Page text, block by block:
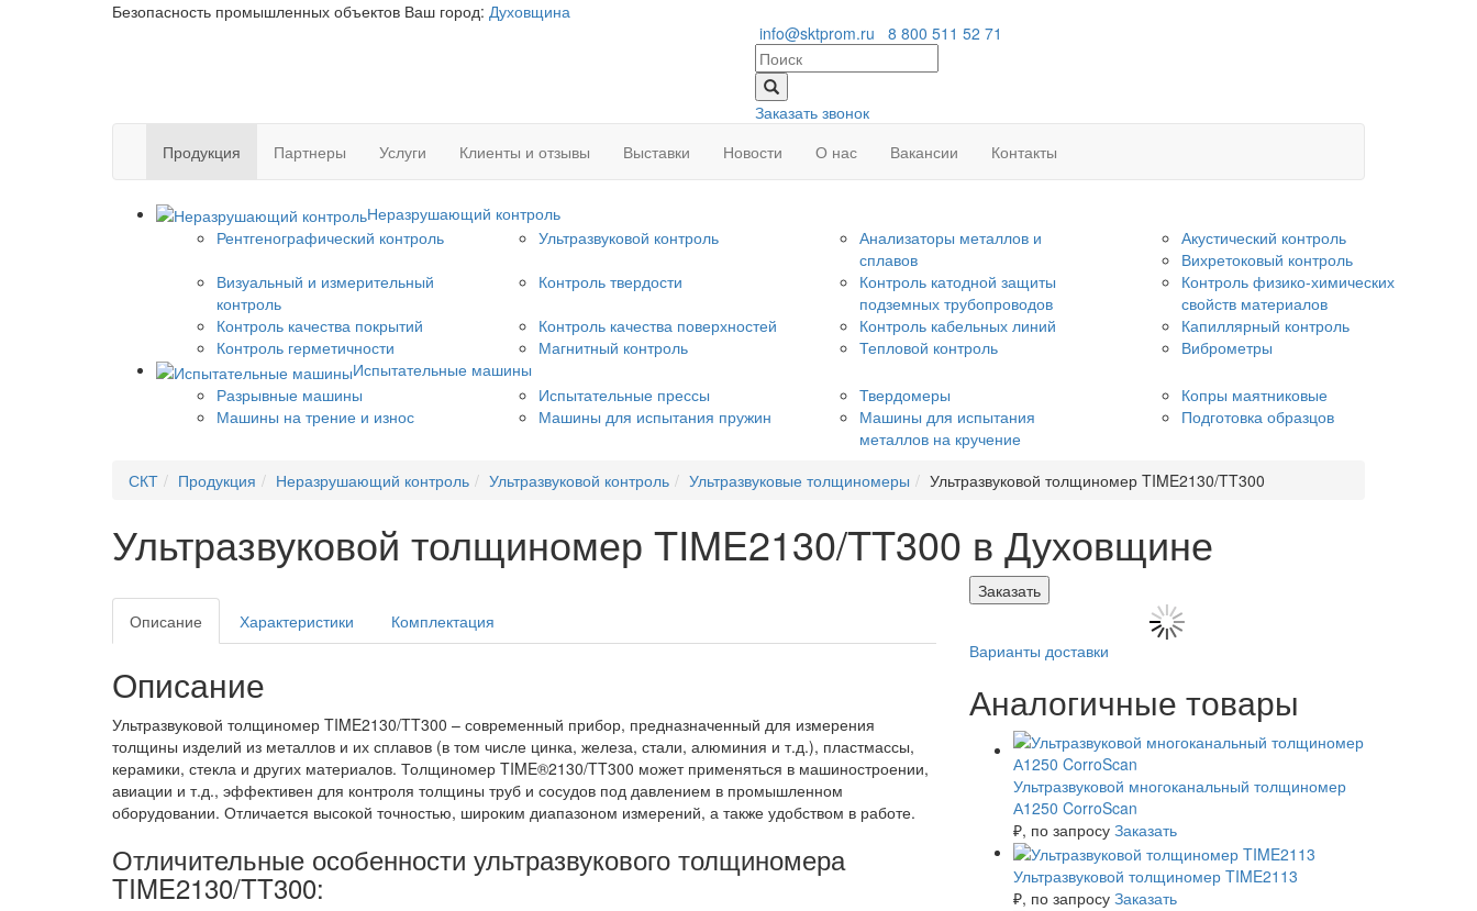
Безопасность промышленных объектов Ваш город: Духовщина
info@sktprom.ru
8 800 511 52 71
Заказать звонок
Продукция
Партнеры Услуги Клиенты и отзывы Выставки Новости О нас Вакансии Контакты
Неразрушающий контроль
Рентгенографический контроль
Ультразвуковой контроль
Анализаторы металлов и
сплавов
Акустический контроль
Вихретоковый контроль
Визуальный и измерительный
контроль
Контроль твердости
Контроль катодной защиты
подземных трубопроводов
Контроль физико-химических
свойств материалов
Контроль качества покрытий
Контроль качества поверхностей Контроль кабельных линий
Капиллярный контроль
Контроль герметичности
Магнитный контроль Тепловой контроль
Виброметры
Испытательные машины
Разрывные машины
Испытательные прессы Твердомеры
Копры маятниковые
Машины на трение и износ
Машины для испытания пружин
Машины для испытания
металлов на кручение
Подготовка образцов
СКТ Продукция Неразрушающий контроль Ультразвуковой контроль Ультразвуковые толщиномеры Ультразвуковой толщиномер TIME2130/TT300
Ультразвуковой толщиномер TIME2130/TT300 в Духовщине
Описание Характеристики Комплектация
Описание
Ультразвуковой толщиномер TIME2130/TT300 – современный прибор, предназначенный для измерения
толщины изделий из металлов и их сплавов (в том числе цинка, железа, стали, алюминия и т.д.), пластмассы,
керамики, стекла и других материалов. Толщиномер TIME®2130/TT300 может применяться в машиностроении,
авиации и т.д., эффективен для контроля толщины труб и сосудов под давлением в промышленном
оборудовании. Отличается высокой точностью, широким диапазоном измерений, а также удобством в работе.
Отличительные особенности ультразвукового толщиномера
TIME2130/TT300:
Заказать
Варианты доставки
Аналогичные товары
Ультразвуковой многоканальный толщиномер
А1250 CorroScan
₽, по запросу Заказать
Ультразвуковой толщиномер TIME2113
₽, по запросу Заказать